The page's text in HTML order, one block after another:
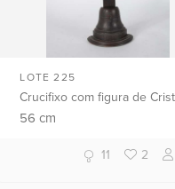
LOTE 225
Crucifixo com figura de
de madeira entalhada e
56cm
11 2